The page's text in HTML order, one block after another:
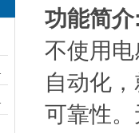
功能简
不使用
自动化
可靠性